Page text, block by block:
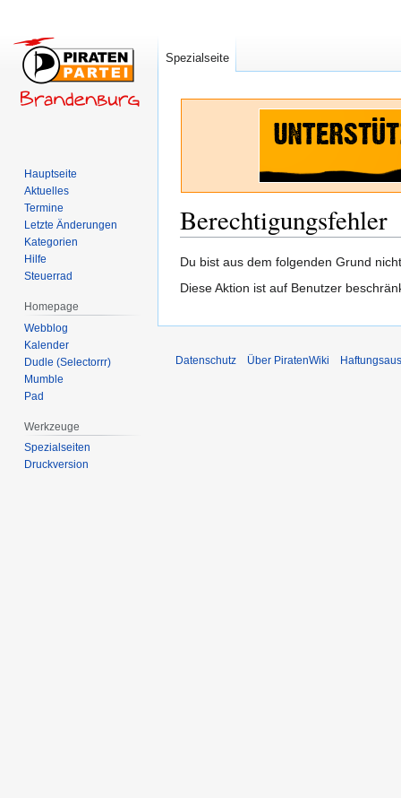
Berechtigungsfehler
Zur
Navigation
Zur
Suche
Du bist aus dem folgenden Grund
Diese Aktion ist auf Benutzer
Spezialseite
Hauptseite
Aktuelles
Termine
Letzte Änderungen
Kategorien
Hilfe
Steuerrad
Homepage
Webblog
Kalender
Dudle (Selectorrr)
Mumble
Pad
Werkzeuge
Spezialseiten
Druckversion
Datenschutz Über PiratenWiki